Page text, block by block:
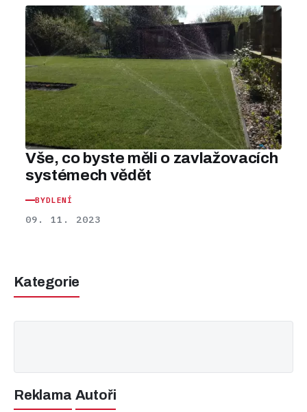
Vše, co byste měli o zavlažovacích
systémech vědět
BYDLENÍ
09. 11. 2023
Kategorie
Reklama Autoři